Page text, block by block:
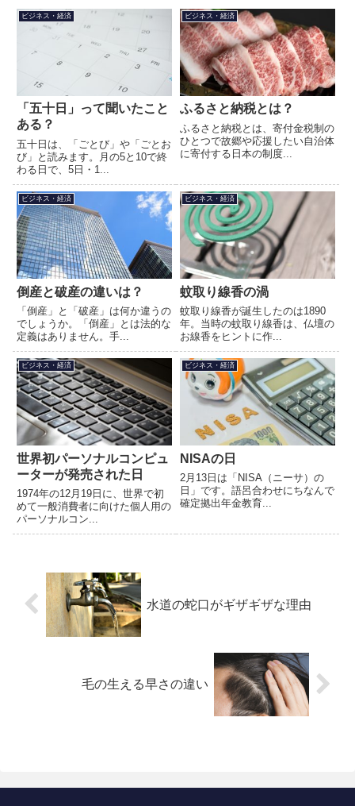
ビジネス・経済
「五十日」って聞いたこと
ある？
五十日は、「ごとび」や「ごとお
び」と読みます。月の5と10で終
わる日で、5日・1...
ビジネス・経済
ふるさと納税とは？
ふるさと納税とは、寄付金税制の
ひとつで故郷や応援したい自治体
に寄付する日本の制度...
ビジネス・経済
倒産と破産の違いは？
「倒産」と「破産」は何か違うの
でしょうか。「倒産」とは法的な
定義はありません。手...
ビジネス・経済
蚊取り線香の渦
蚊取り線香が誕生したのは1890
年。当時の蚊取り線香は、仏壇の
お線香をヒントに作...
ビジネス・経済
世界初パーソナルコンピュ
ーターが発売された日
1974年の12月19日に、世界で初
めて一般消費者に向けた個人用の
パーソナルコン...
ビジネス・経済
NISAの日
2月13日は「NISA（ニーサ）の
日」です。語呂合わせにちなんで
確定拠出年金教育...
水道の蛇口がギザギザな理由
毛の生える早さの違い